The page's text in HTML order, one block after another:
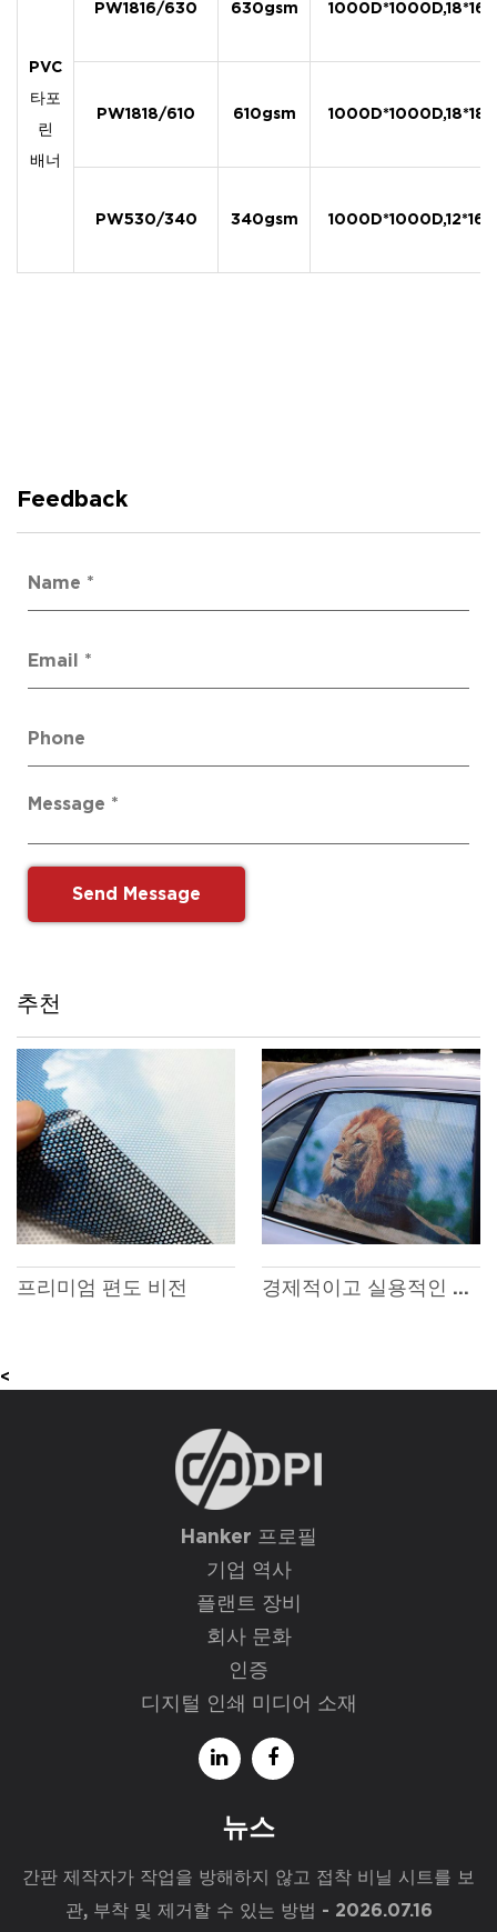
PVC
타포
린
배너
PW1816/630 630gsm 1000D*1000D,18*16
PW1818/610 610gsm 1000D*1000D,18*18
PW530/340 340gsm 1000D*1000D,12*16
Feedback
추천
프리미엄 편도 비전 경제적이고 실용적인 편도 비전
<
Hanker 프로필
기업 역사
플랜트 장비
회사 문화
인증
디지털 인쇄 미디어 소재
뉴스
간판 제작자가 작업을 방해하지 않고 접착 비닐 시트를 보
관, 부착 및 제거할 수 있는 방법 - 2026.07.16